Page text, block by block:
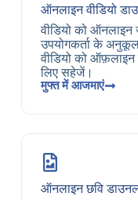
ऑनलाइन वीडियो
वीडियो को
उपयोगकर्ता के
वीडियो को
लिए सहेजें।
मुफ्त में आजमाएं
ऑनलाइन छवि